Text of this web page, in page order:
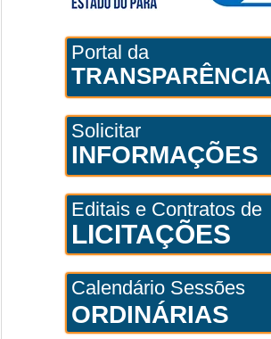
Portal da
TRANSPARÊNCIA
Solicitar
INFORMAÇÕES
Editais e Contratos de
LICITAÇÕES
Calendário Sessões
ORDINÁRIAS